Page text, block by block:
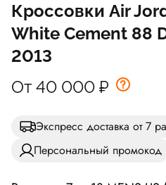
Кроссовки Air
White Cement 88
2013
От 40 000 ₽
Экспресс доставка от 7
Персональный промокод